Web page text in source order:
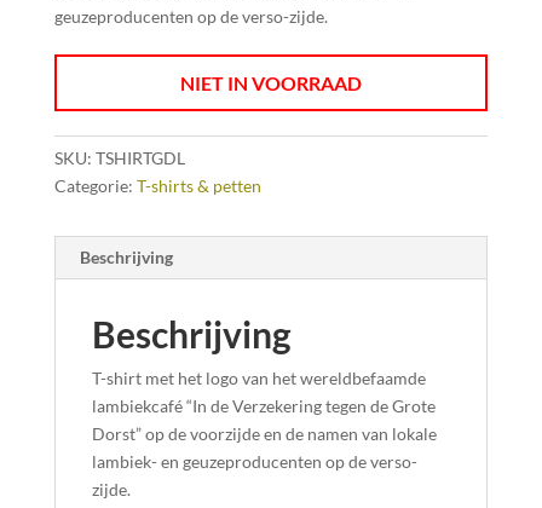
geuzeproducenten op de verso-zijde.
NIET IN VOORRAAD
SKU: TSHIRTGDL
Categorie: T-shirts & petten
Beschrijving
Beschrijving
T-shirt met het logo van het wereldbefaamde
lambiekcafé “In de Verzekering tegen de Grote
Dorst” op de voorzijde en de namen van lokale
lambiek- en geuzeproducenten op de verso-
zijde.